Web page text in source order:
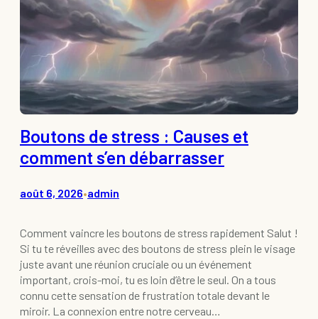
Boutons de stress : Causes et
comment s’en débarrasser
août 6, 2026•admin
Comment vaincre les boutons de stress rapidement Salut !
Si tu te réveilles avec des boutons de stress plein le visage
juste avant une réunion cruciale ou un événement
important, crois-moi, tu es loin d’être le seul. On a tous
connu cette sensation de frustration totale devant le
miroir. La connexion entre notre cerveau…